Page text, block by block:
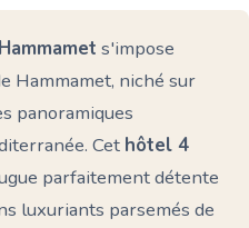
s'impose
Hammamet, niché sur
panoramiques
Cet hôtel 4
parfaitement détente
luxuriants parsemés de